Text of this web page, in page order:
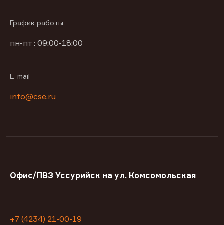
График работы
пн-пт : 09:00-18:00
E-mail
info@cse.ru
Офис/ПВЗ Уссурийск на ул. Комсомольская
+7 (4234) 21-00-19